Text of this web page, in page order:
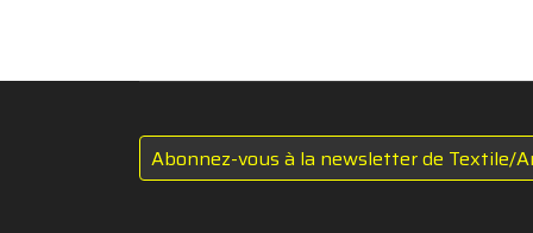
Abonnez-vous à la newsletter de Textile/